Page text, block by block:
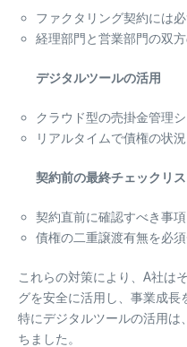
ファクタリング契約には
経理部門と営業部門の双
デジタルツールの活用
クラウド型の売掛金管理
リアルタイムで債権の状
契約前の最終チェックリ
契約直前に確認すべき事
債権の二重譲渡有無を必
これらの対策により、A社は
グを安全に活用し、事業成長
特にデジタルツールの活用は
ちました。